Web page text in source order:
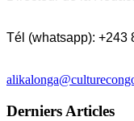
Tél (whatsapp): +243
Derniers Articles